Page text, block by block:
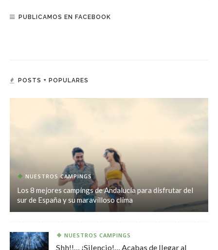
PUBLICAMOS EN FACEBOOK
POSTS + POPULARES
NUESTROS CAMPINGS
Los 8 mejores campings de Andalucía para disfrutar del
sur de España y su maravilloso clima
NUESTROS CAMPINGS
Shh!!… ¡Silencio!… Acabas de llegar al